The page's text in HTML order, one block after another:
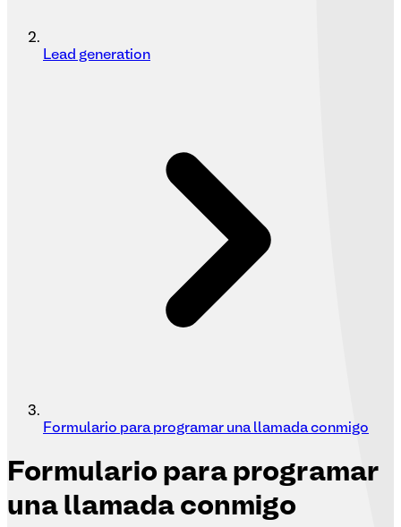
Lead generation
Formulario para programar una llamada conmigo
Formulario para programar
una llamada conmigo